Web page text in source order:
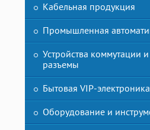
Кабельная продукция
Промышленная
Устройства коммутации и
разъемы
Бытовая VIP-электроника
Оборудование и